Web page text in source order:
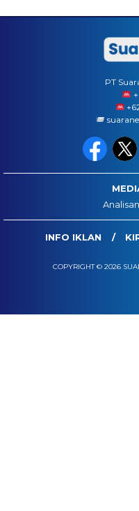
PT
INFO IKLAN
COPYRIGHT © 2026